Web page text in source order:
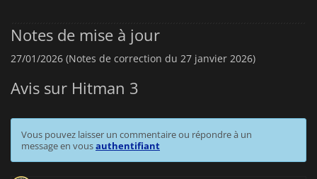
Notes de mise à jour
27/01/2026 (Notes de correction du 27 janvier 2026)
Avis sur Hitman 3
Vous pouvez laisser un commentaire ou répondre à un
message en vousauthentifiant